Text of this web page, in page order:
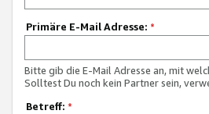
Primäre E-Mail Adresse: *
Bitte gib die E-Mail Adresse an, mit
Solltest Du noch kein Partner sein,
Betreff: *